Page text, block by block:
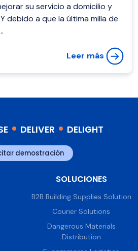
su servicio a domicilio y
debido a que la última milla de
Leer más
DELIVER DELIGHT
demostración
SOLUCIONES
B2B Building Supplies Solution
Courier Solutions
Dangerous Materials
Distribution